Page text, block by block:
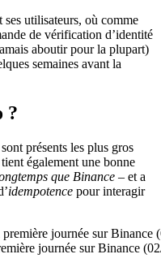
utilisateurs, où comme
de vérification d’identité
aboutir pour la plupart)
semaines avant la
?
présents les plus gros
tient également une bonne
que Binance – et a
idempotence pour interagir
journée sur Binance